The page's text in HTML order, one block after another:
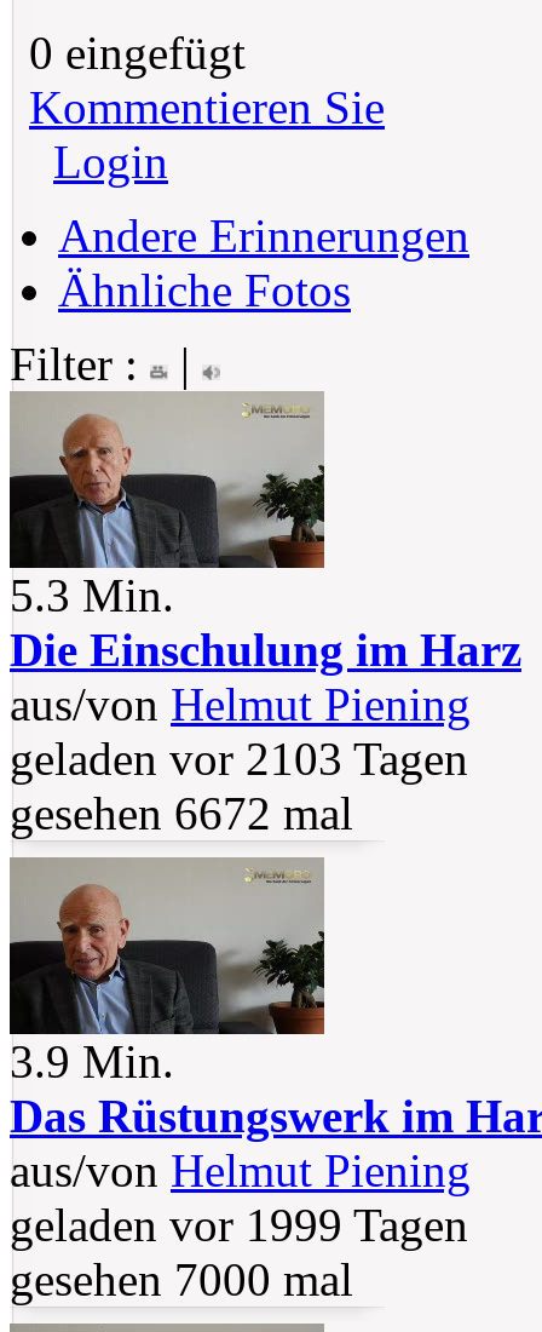
0 eingefügt
Kommentieren Sie
Login
Andere Erinnerungen
Ähnliche Fotos
Filter :
|
5.3 Min.
Die Einschulung im Harz
aus/von Helmut Piening
geladen vor 2103 Tagen
gesehen 6672 mal
3.9 Min.
Das Rüstungswerk im
aus/von Helmut Piening
geladen vor 1999 Tagen
gesehen 7000 mal